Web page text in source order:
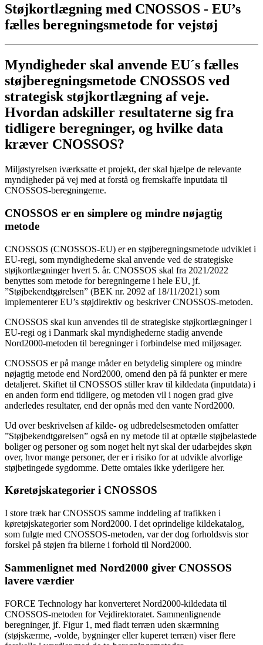
Støjkortlægning med CNOSSOS - EU’s
fælles beregningsmetode for vejstøj
Myndigheder skal anvende EU´s fælles
støjberegningsmetode CNOSSOS ved
strategisk støjkortlægning af veje.
Hvordan adskiller resultaterne sig fra
tidligere beregninger, og hvilke data
kræver CNOSSOS?
Miljøstyrelsen iværksatte et projekt, der skal hjælpe de relevante
myndigheder på vej med at forstå og fremskaffe inputdata til
CNOSSOS-beregningerne.
CNOSSOS er en simplere og mindre nøjagtig
metode
CNOSSOS (CNOSSOS-EU) er en støjberegningsmetode udviklet i
EU-regi, som myndighederne skal anvende ved de strategiske
støjkortlægninger hvert 5. år. CNOSSOS skal fra 2021/2022
benyttes som metode for beregningerne i hele EU, jf.
”Støjbekendtgørelsen” (BEK nr. 2092 af 18/11/2021) som
implementerer EU’s støjdirektiv og beskriver CNOSSOS-metoden.
CNOSSOS skal kun anvendes til de strategiske støjkortlægninger i
EU-regi og i Danmark skal myndighederne stadig anvende
Nord2000-metoden til beregninger i forbindelse med miljøsager.
CNOSSOS er på mange måder en betydelig simplere og mindre
nøjagtig metode end Nord2000, omend den på få punkter er mere
detaljeret. Skiftet til CNOSSOS stiller krav til kildedata (inputdata) i
en anden form end tidligere, og metoden vil i nogen grad give
anderledes resultater, end der opnås med den vante Nord2000.
Ud over beskrivelsen af kilde- og udbredelsesmetoden omfatter
”Støjbekendtgørelsen” også en ny metode til at optælle støjbelastede
boliger og personer og som noget helt nyt skal der udarbejdes skøn
over, hvor mange personer, der er i risiko for at udvikle alvorlige
støjbetingede sygdomme. Dette omtales ikke yderligere her.
Køretøjskategorier i CNOSSOS
I store træk har CNOSSOS samme inddeling af trafikken i
køretøjskategorier som Nord2000. I det oprindelige kildekatalog,
som fulgte med CNOSSOS-metoden, var der dog forholdsvis stor
forskel på støjen fra bilerne i forhold til Nord2000.
Sammenlignet med Nord2000 giver CNOSSOS
lavere værdier
FORCE Technology har konverteret Nord2000-kildedata til
CNOSSOS-metoden for Vejdirektoratet. Sammenlignende
beregninger, jf. Figur 1, med fladt terræn uden skærmning
(støjskærme, -volde, bygninger eller kuperet terræn) viser flere